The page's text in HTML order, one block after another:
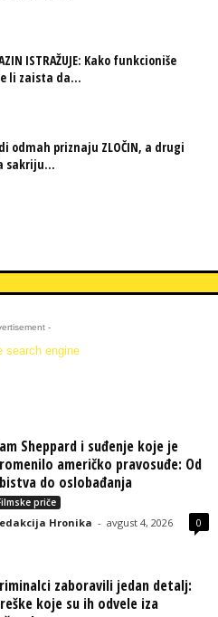
ISTRAŽUJE: Kako funkcioniše
li zaista da...
odmah priznaju ZLOČIN, a drugi
sakriju...
-
Sheppard i suđenje koje je
američko pravosuđe: Od
do oslobađanja
priče
Hronika - avgust 4, 2026 0
zaboravili jedan detalj:
koje su ih odvele iza